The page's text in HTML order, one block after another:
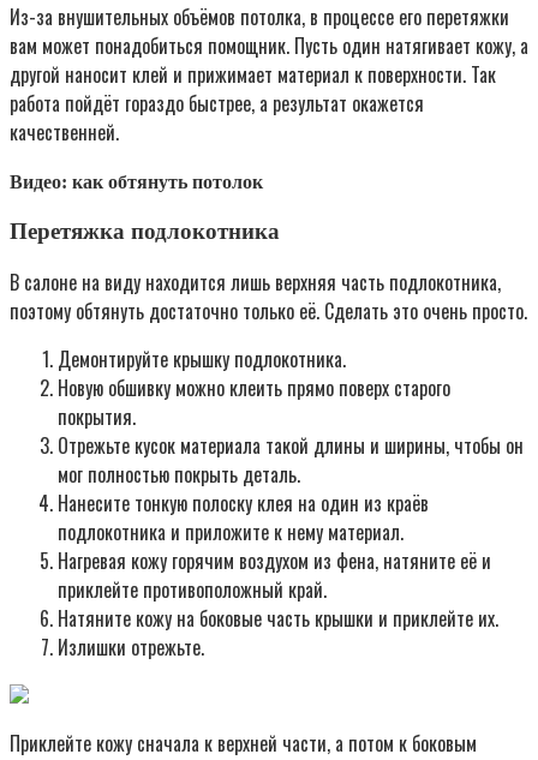
Из-за внушительных объёмов потолка, в процессе его перетяжки
вам может понадобиться помощник. Пусть один натягивает кожу, а
другой наносит клей и прижимает материал к поверхности. Так
работа пойдёт гораздо быстрее, а результат окажется
качественней.
Видео: как обтянуть потолок
Перетяжка подлокотника
В салоне на виду находится лишь верхняя часть подлокотника,
поэтому обтянуть достаточно только её. Сделать это очень просто.
Демонтируйте крышку подлокотника.
Новую обшивку можно клеить прямо поверх старого
покрытия.
Отрежьте кусок материала такой длины и ширины, чтобы он
мог полностью покрыть деталь.
Нанесите тонкую полоску клея на один из краёв
подлокотника и приложите к нему материал.
Нагревая кожу горячим воздухом из фена, натяните её и
приклейте противоположный край.
Натяните кожу на боковые часть крышки и приклейте их.
Излишки отрежьте.
Приклейте кожу сначала к верхней части, а потом к боковым